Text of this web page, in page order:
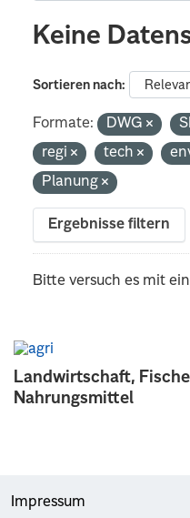
Landwirtschaft,
Nahrungsmittel
Keine
Sortieren nach
Formate: DWG
regi
tech
Planung
Ergebnisse filtern
Bitte versuch es mit
Impressum